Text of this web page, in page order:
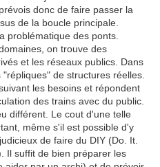
donc de faire passer la
de la boucle principale.
problématique des ponts.
on trouve des
et les réseaux publics. Dans
de structures réelles.
les besoins et répondent
des trains avec du public.
différent. Le cout d'une telle
même s'il est possible d'y
de faire du DIY (Do. It.
Il suffit de bien préparer les